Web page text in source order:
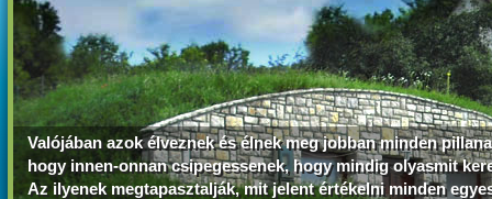
Valójában azok élveznek és élnek meg jobban minden
hogy innen-onnan csipegessenek, hogy mindig olyasmit
Az ilyenek megtapasztalják, mit jelent értékelni minden